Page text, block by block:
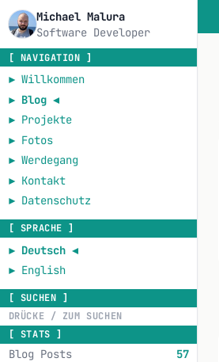
Michael Malura
Software Developer
[ NAVIGATION ]
► Willkommen
► Blog◄
► Projekte
► Fotos
► Werdegang
► Kontakt
► Datenschutz
[ SPRACHE ]
► Deutsch◄
► English
[ SUCHEN ]
[ STATS ]
Blog Posts
57